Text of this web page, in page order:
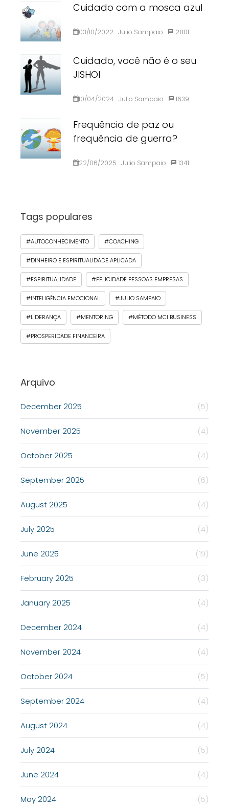
Cuidado com a mosca azul
03/10/2022 Julio Sampaio 2801
Cuidado, você não é o seu
JISHOI
10/04/2024 Julio Sampaio 1639
Frequência de paz ou
frequência de guerra?
22/06/2025 Julio Sampaio 1341
Tags populares
#AUTOCONHECIMENTO #COACHING
#DINHEIRO E ESPIRITUALIDADE APLICADA
#ESPIRITUALIDADE #FELICIDADE PESSOAS EMPRESAS
#INTELIGÊNCIA EMOCIONAL #JULIO SAMPAIO
#LIDERANÇA #MENTORING #MÉTODO MCI BUSINESS
#PROSPERIDADE FINANCEIRA
Arquivo
December 2025 (5)
November 2025 (4)
October 2025 (4)
September 2025 (6)
August 2025 (4)
July 2025 (4)
June 2025 (19)
February 2025 (3)
January 2025 (4)
December 2024 (4)
November 2024 (4)
October 2024 (5)
September 2024 (4)
August 2024 (4)
July 2024 (5)
June 2024 (4)
May 2024 (5)